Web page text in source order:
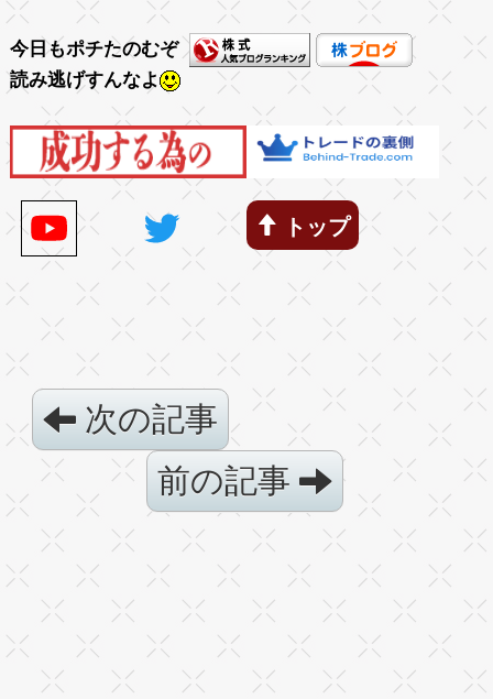
今日もポチたのむぞ
読み逃げすんなよ
トップ
次の記事
前の記事